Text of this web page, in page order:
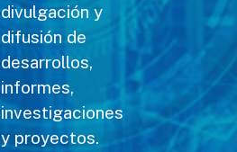
divulgación y
difusión de
desarrollos,
informes,
investigaciones
y proyectos.